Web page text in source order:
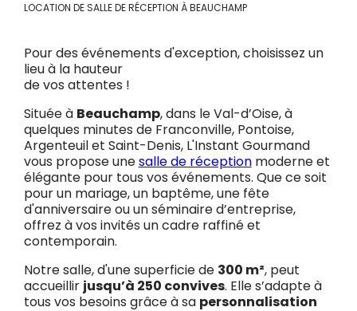
LOCATION DE SALLE DE RÉCEPTION À BEAUCHAMP
Pour des événements d'exception, choisissez un
lieu à la hauteur
de vos attentes !
Située à Beauchamp, dans le Val-d’Oise, à
quelques minutes de Franconville, Pontoise,
Argenteuil et Saint-Denis, L'Instant Gourmand
vous propose unesalle de réceptionmoderne et
élégante pour tous vos événements. Que ce soit
pour un mariage, un baptême, une fête
d'anniversaire ou un séminaire d’entreprise,
offrez à vos invités un cadre raffiné et
contemporain.
Notre salle, d'une superficie de 300 m², peut
accueillir jusqu’à 250 convives. Elle s’adapte à
tous vos besoins grâce à sa personnalisation